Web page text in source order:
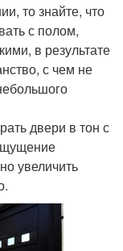
то знайте, что
с полом,
в результате
с чем не
двери в тон с
увеличить